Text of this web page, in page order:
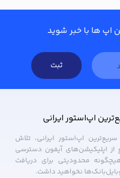
اپ ها با خبر شوید
ثبت
اپ‌استور ایرانی
اپ‌استور ایرانی، تلاش
اپلیکیشن‌های آیفون دسترسی
محدودیتی برای دریافت
نخواهید داشت.